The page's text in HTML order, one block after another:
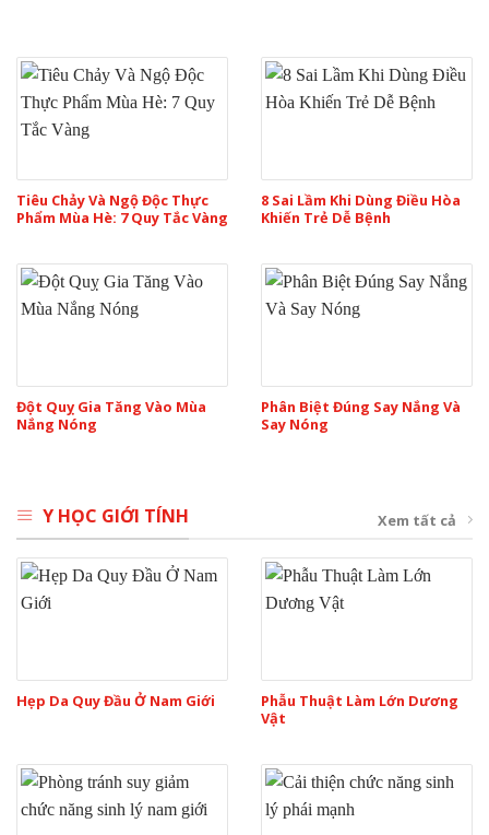
Tiêu Chảy Và Ngộ Độc Thực
Phẩm Mùa Hè: 7 Quy Tắc Vàng
8 Sai Lầm Khi Dùng Điều Hòa
Khiến Trẻ Dễ Bệnh
Đột Quỵ Gia Tăng Vào Mùa
Nắng Nóng
Phân Biệt Đúng Say Nắng Và
Say Nóng
Y HỌC GIỚI TÍNH Xem tất cả
Hẹp Da Quy Đầu Ở Nam Giới
Phẫu Thuật Làm Lớn Dương
Vật